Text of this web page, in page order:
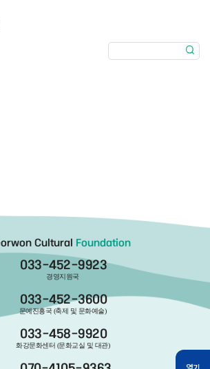
Cultural Foundation
033-452-9923
경영지원국
033-452-3600
문예진흥국 (축제 및 문화예술)
033-458-9920
화강문화센터 (문화교실 및 대관)